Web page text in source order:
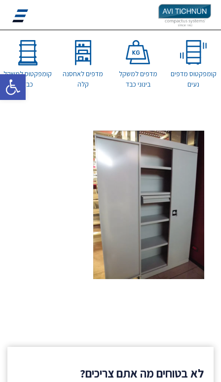
פתח
קומפקטוס מדפים
נעים
מדפים למשקל
בינוני כבד
מדפים לאחסנה
קלה
קומפקטוס למשקל
כבד
לא בטוחים מה אתם צריכים?